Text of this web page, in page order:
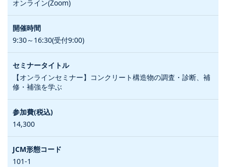
オンライン(Zoom)
9:30～16:30(受付9:00)
【オンラインセミナー】コンクリート構造物の調査・診断、補
修・補強を学ぶ
14,300
101-1